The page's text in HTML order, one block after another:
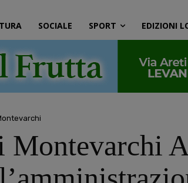
SOCIALE SPORT EDIZIONI
Montevarchi